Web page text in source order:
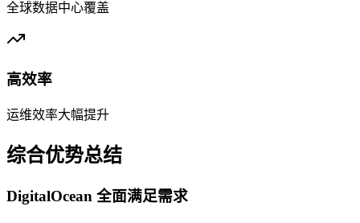
全球数据中心覆盖
高效率
运维效率大幅提升
综合优势总结
DigitalOcean 全面满足需求